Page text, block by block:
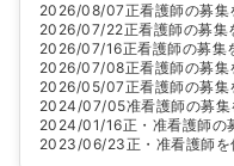
2026/08/07正看護師の募集
2026/07/22正看護師の募集
2026/07/16正看護師の募集
2026/07/08正看護師の募集
2026/05/07正看護師の募集
2024/07/05准看護師の募集
2024/01/16正・准看護師の
2023/06/23正・准看護師を